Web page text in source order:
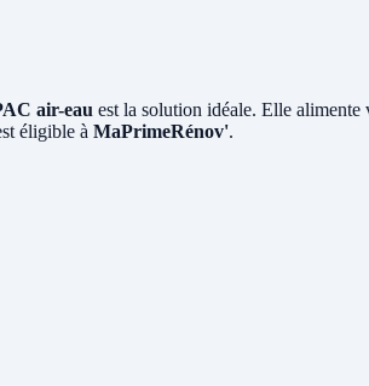
air-eau est la solution idéale. Elle
éligible à MaPrimeRénov'.